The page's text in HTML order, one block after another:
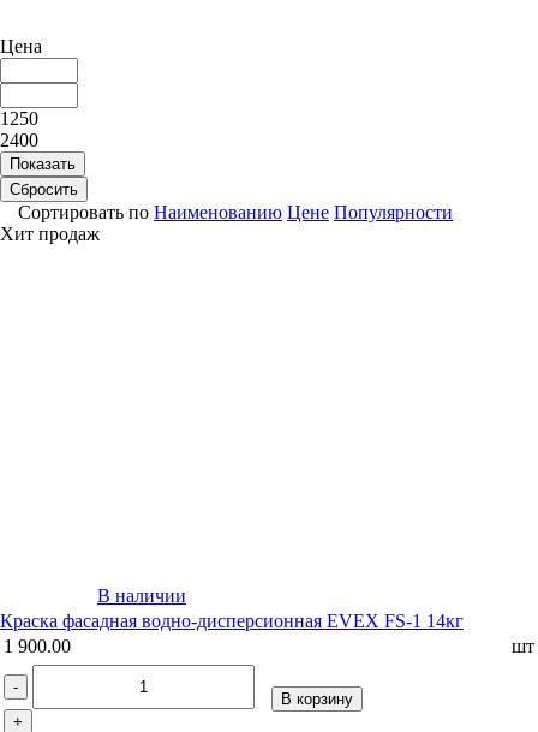
Цена
1250
2400
Показать
Сбросить
Сортировать по Наименованию Цене Популярности
Хит продаж
В наличии
Краска фасадная водно-дисперсионная EVEX FS-1 14кг
1 900.00
шт
-
+
В корзину